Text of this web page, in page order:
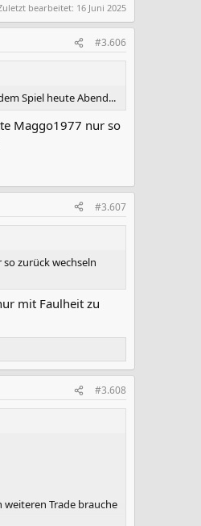
bearbeitet: 16 Juni 2025
#3.606
Spiel heute Abend...
Maggo1977 nur so
#3.607
zurück wechseln
mit Faulheit zu
#3.608
weiteren Trade brauche